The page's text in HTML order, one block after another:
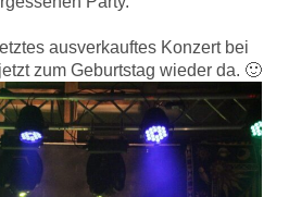
ausverkauftes Konzert bei
zum Geburtstag wieder da. 🙂